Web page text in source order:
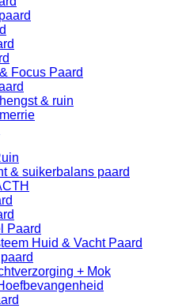
Focus Paard
& ruin
& suikerbalans paard
Paard
Huid & Vacht Paard
+ Mok